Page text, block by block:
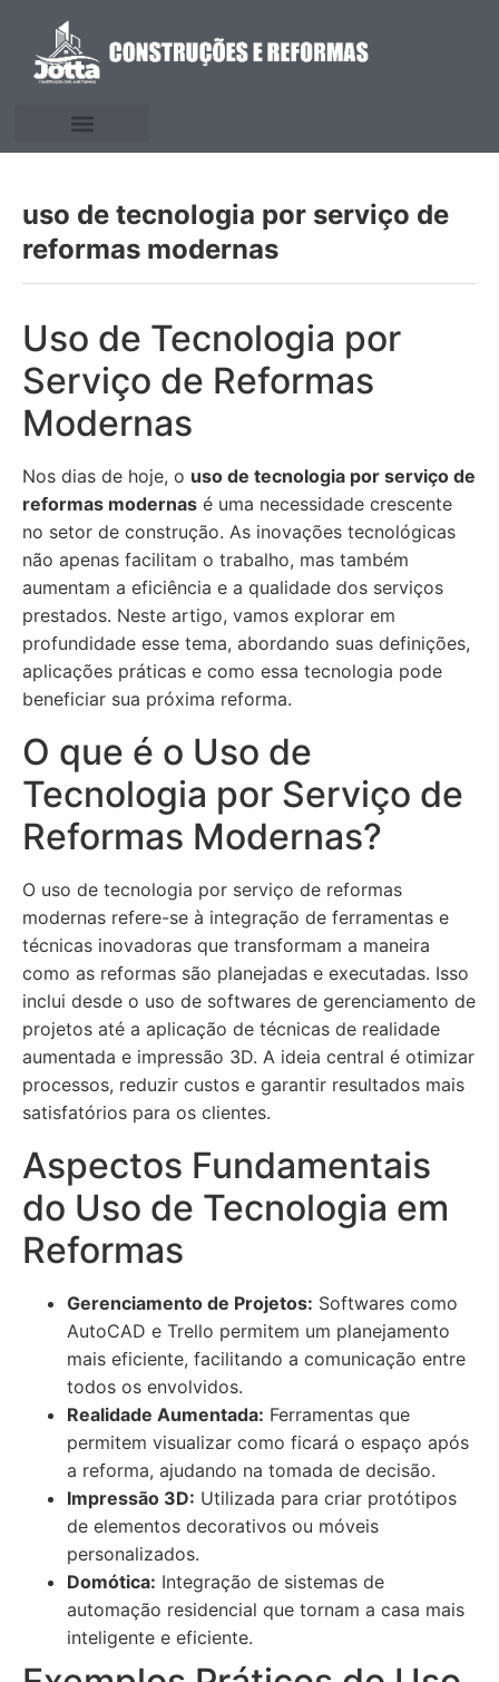
uso de tecnologia por serviço de
reformas modernas
Uso de Tecnologia por
Serviço de Reformas
Modernas
Nos dias de hoje, o uso de tecnologia por serviço de
reformas modernas é uma necessidade crescente
no setor de construção. As inovações tecnológicas
não apenas facilitam o trabalho, mas também
aumentam a eficiência e a qualidade dos serviços
prestados. Neste artigo, vamos explorar em
profundidade esse tema, abordando suas definições,
aplicações práticas e como essa tecnologia pode
beneficiar sua próxima reforma.
O que é o Uso de
Tecnologia por Serviço de
Reformas Modernas?
O uso de tecnologia por serviço de reformas
modernas refere-se à integração de ferramentas e
técnicas inovadoras que transformam a maneira
como as reformas são planejadas e executadas. Isso
inclui desde o uso de softwares de gerenciamento de
projetos até a aplicação de técnicas de realidade
aumentada e impressão 3D. A ideia central é otimizar
processos, reduzir custos e garantir resultados mais
satisfatórios para os clientes.
Aspectos Fundamentais
do Uso de Tecnologia em
Reformas
Gerenciamento de Projetos: Softwares como
AutoCAD e Trello permitem um planejamento
mais eficiente, facilitando a comunicação entre
todos os envolvidos.
Realidade Aumentada: Ferramentas que
permitem visualizar como ficará o espaço após
a reforma, ajudando na tomada de decisão.
Impressão 3D: Utilizada para criar protótipos
de elementos decorativos ou móveis
personalizados.
Domótica: Integração de sistemas de
automação residencial que tornam a casa mais
inteligente e eficiente.